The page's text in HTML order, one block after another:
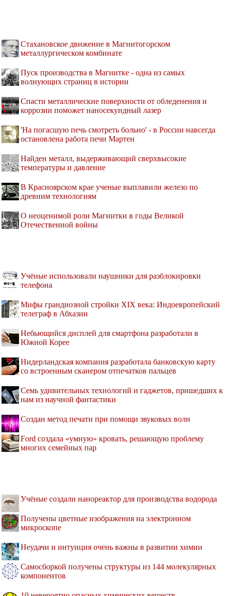
Стахановское движение в Магнитогорском
металлургическом комбинате
Пуск производства в Магнитке - одна из самых
волнующих страниц в истории
Спасти металлические поверхности от обледенения и
коррозии поможет наносекундный лазер
'На погасшую печь смотреть больно' - в России навсегда
остановлена работа печи Мартен
Найден металл, выдерживающий сверхвысокие
температуры и давление
В Красноярском крае ученые выплавили железо по
древним технологиям
О неоценимой роли Магнитки в годы Великой
Отечественной войны
Учёные использовали наушники для разблокировки
телефона
Мифы грандиозной стройки XIX века: Индоевропейский
телеграф в Абхазии
Небьющийся дисплей для смартфона разработали в
Южной Корее
Нидерландская компания разработала банковскую карту
со встроенным сканером отпечатков пальцев
Семь удивительных технологий и гаджетов, пришедших к
нам из научной фантастики
Создан метод печати при помощи звуковых волн
Ford создала «умную» кровать, решающую проблему
многих семейных пар
Учёные создали нанореактор для производства водорода
Получены цветные изображения на электронном
микроскопе
Неудачи и интуиция очень важны в развитии химии
Самосборкой получены структуры из 144 молекулярных
компонентов